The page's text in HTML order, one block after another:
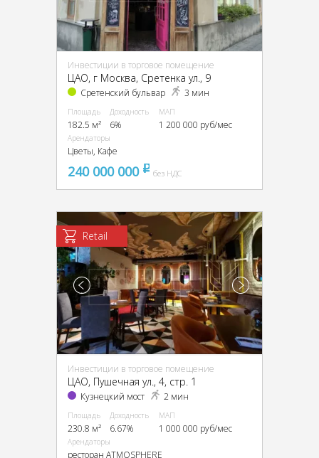
Инвестиции в торговое помещение
ЦАО, г Москва, Сретенка ул., 9
Сретенский бульвар 3 мин
Площадь
182.5 м²
Доходность
6%
МАП
1 200 000 руб/мес
Арендаторы
Цветы, Кафе
240 000 000 pуббез НДС
Retail
Инвестиции в торговое помещение
ЦАО, Пушечная ул., 4, стр. 1
Кузнецкий мост 2 мин
Площадь
230.8 м²
Доходность
6.67%
МАП
1 000 000 руб/мес
Арендаторы
ресторан ATMOSPHERE